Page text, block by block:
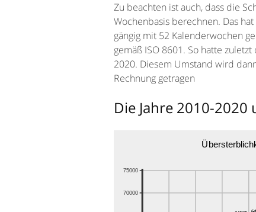
Zu beachten ist auch, dass die
Wochenbasis berechnen. Das
gängig mit 52 Kalenderwochen
gemäß ISO 8601. So hatte
2020. Diesem Umstand wird
Rechnung getragen
Die Jahre 2010-